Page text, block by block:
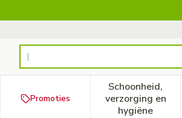
Product, merk, categorie...
Promoties
Schoonheid,
verzorging en
hygiëne
Toon